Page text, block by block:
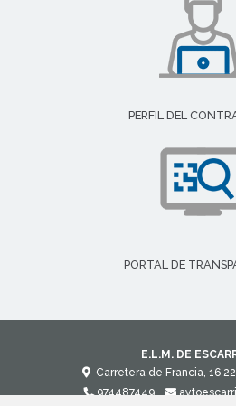
PERFIL DEL
PORTAL DE
E.L.M. DE
Carretera de Francia, 16
974487449